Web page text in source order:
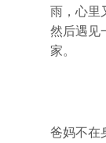
雨，心里
然后遇见
家。
爸妈不在